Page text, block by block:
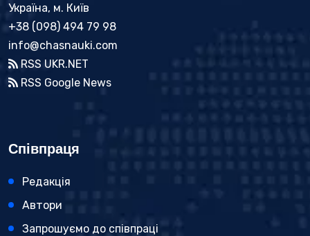
Україна, м. Київ
+38 (098) 494 79 98
info@chasnauki.com
RSS UKR.NET
RSS Google News
Співпраця
Редакція
Автори
Запрошуємо до співпраці